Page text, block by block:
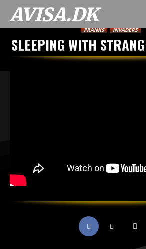
AVISA.DK
PRANKS INVADERS
SLEEPING WITH